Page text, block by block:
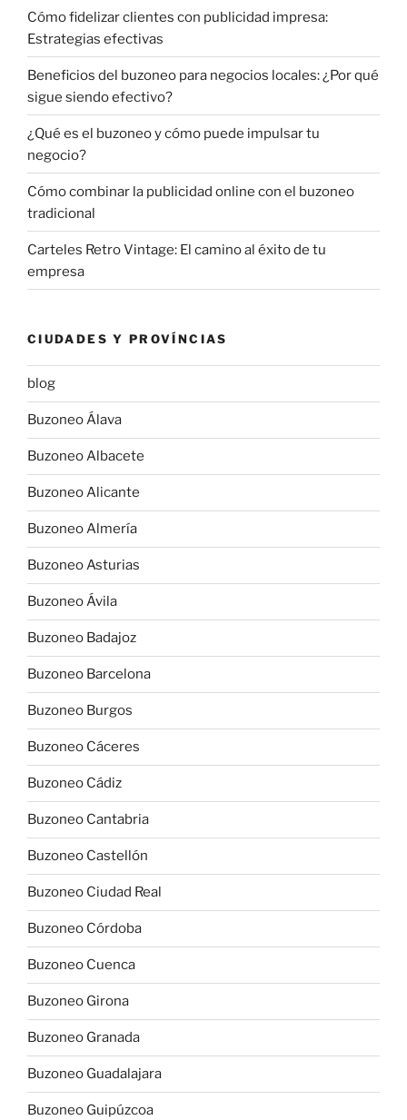
Cómo fidelizar clientes con publicidad impresa:
Estrategias efectivas
Beneficios del buzoneo para negocios locales: ¿Por qué
sigue siendo efectivo?
¿Qué es el buzoneo y cómo puede impulsar tu
negocio?
Cómo combinar la publicidad online con el buzoneo
tradicional
Carteles Retro Vintage: El camino al éxito de tu
empresa
CIUDADES Y PROVÍNCIAS
blog
Buzoneo Álava
Buzoneo Albacete
Buzoneo Alicante
Buzoneo Almería
Buzoneo Asturias
Buzoneo Ávila
Buzoneo Badajoz
Buzoneo Barcelona
Buzoneo Burgos
Buzoneo Cáceres
Buzoneo Cádiz
Buzoneo Cantabria
Buzoneo Castellón
Buzoneo Ciudad Real
Buzoneo Córdoba
Buzoneo Cuenca
Buzoneo Girona
Buzoneo Granada
Buzoneo Guadalajara
Buzoneo Guipúzcoa